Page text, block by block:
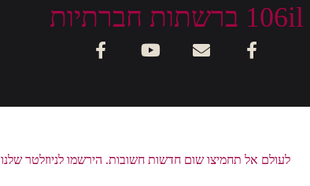
106il ברשתות חברתיות
לעולם אל תחמיצו שום חדשות חשובות. הירשמו לניוזלטר